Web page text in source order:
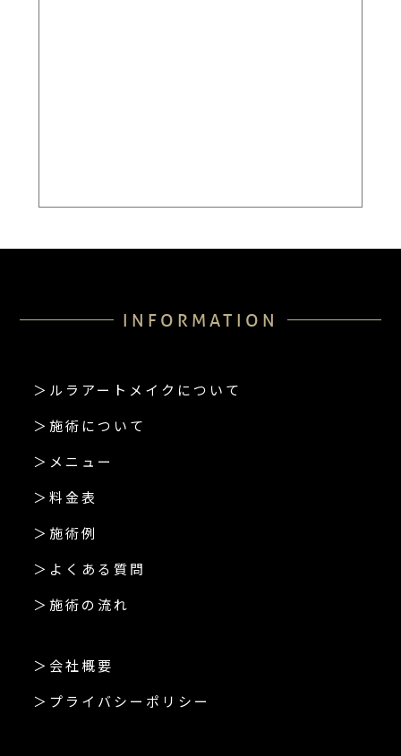
INFORMATION
＞ルラアートメイクについて
＞施術について
＞メニュー
＞料金表
＞施術例
＞よくある質問
＞施術の流れ
＞会社概要
＞プライバシーポリシー